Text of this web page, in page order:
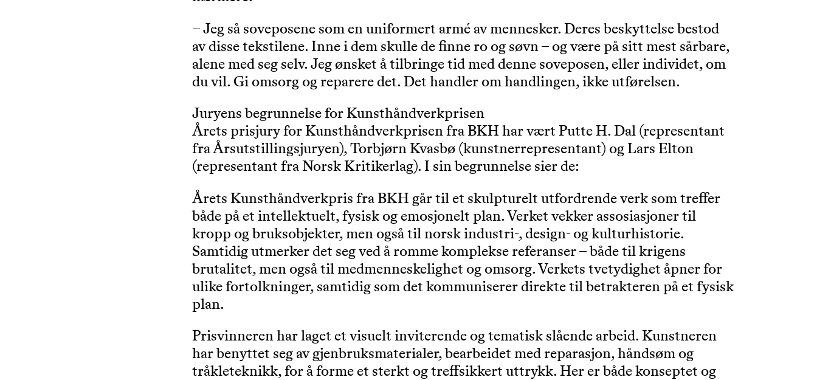
– Jeg så soveposene som en uniformert armé av mennesker. Deres beskyttelse bestod
av disse tekstilene. Inne i dem skulle de finne ro og søvn – og være på sitt mest sårbare,
alene med seg selv. Jeg ønsket å tilbringe tid med denne soveposen, eller individet, om
du vil. Gi omsorg og reparere det. Det handler om handlingen, ikke utførelsen.
Juryens begrunnelse for Kunsthåndverkprisen
Årets prisjury for Kunsthåndverkprisen fra BKH har vært Putte H. Dal (representant
fra Årsutstillingsjuryen), Torbjørn Kvasbø (kunstnerrepresentant) og Lars Elton
(representant fra Norsk Kritikerlag). I sin begrunnelse sier de:
Årets Kunsthåndverkpris fra BKH går til et skulpturelt utfordrende verk som treffer
både på et intellektuelt, fysisk og emosjonelt plan. Verket vekker assosiasjoner til
kropp og bruksobjekter, men også til norsk industri-, design- og kulturhistorie.
Samtidig utmerker det seg ved å romme komplekse referanser – både til krigens
brutalitet, men også til medmenneskelighet og omsorg. Verkets tvetydighet åpner for
ulike fortolkninger, samtidig som det kommuniserer direkte til betrakteren på et fysisk
plan.
Prisvinneren har laget et visuelt inviterende og tematisk slående arbeid. Kunstneren
har benyttet seg av gjenbruksmaterialer, bearbeidet med reparasjon, håndsøm og
tråkleteknikk, for å forme et sterkt og treffsikkert uttrykk. Her er både konseptet og